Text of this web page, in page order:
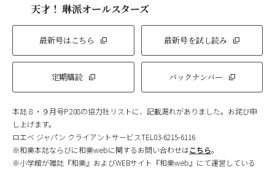
天才！ 琳派オールスターズ
最新号はこちら 最新号を試し読み
定期購読 バックナンバー
本誌８・９月号P.208の協力社リストに、記載漏れがありました。お詫び申
し上げます。
ロエベ ジャパン クライアントサービスTEL03-6215-6116
※和樂本誌ならびに和樂webに関するお問い合わせはこちら。
※小学館が雑誌『和樂』およびWEBサイト『和樂web』にて運営している